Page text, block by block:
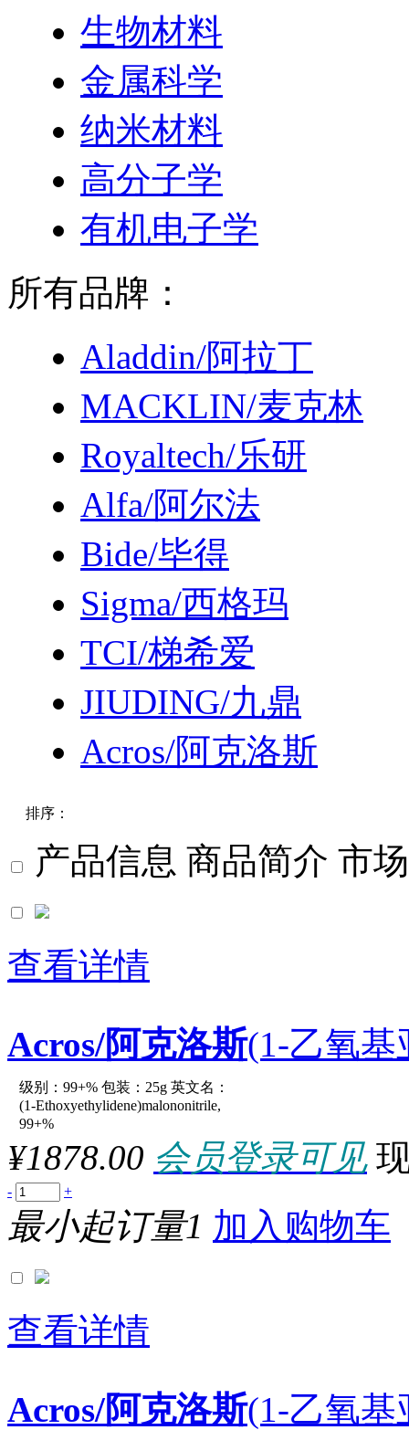
生物材料
金属科学
纳米材料
高分子学
有机电子学
所有品牌：
Aladdin/阿拉丁
MACKLIN/麦克林
Royaltech/乐研
Alfa/阿尔法
Bide/毕得
Sigma/西格玛
TCI/梯希爱
JIUDING/九鼎
Acros/阿克洛斯
排序：
默认
品牌
产品信息 商品简介 市
查看详情
Acros/阿克洛斯(1-乙氧基
原厂型号：C17029-25g
参数：
级别：99+% 包装：25g 英文名：
(1-Ethoxyethylidene)malononitrile,
99+%
¥1878.00 会员登录可见
- +
最小起订量1 加入购物车
查看详情
Acros/阿克洛斯(1-乙氧基